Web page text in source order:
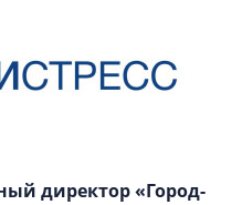
директор «Город-